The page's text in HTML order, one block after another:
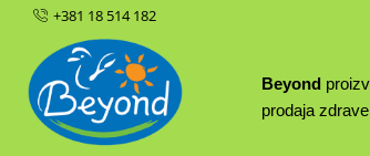
+381 18 514 182
Beyond
prodaja